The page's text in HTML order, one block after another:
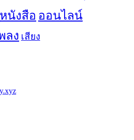
หนังสือ ออนไลน์
ลง เสียง